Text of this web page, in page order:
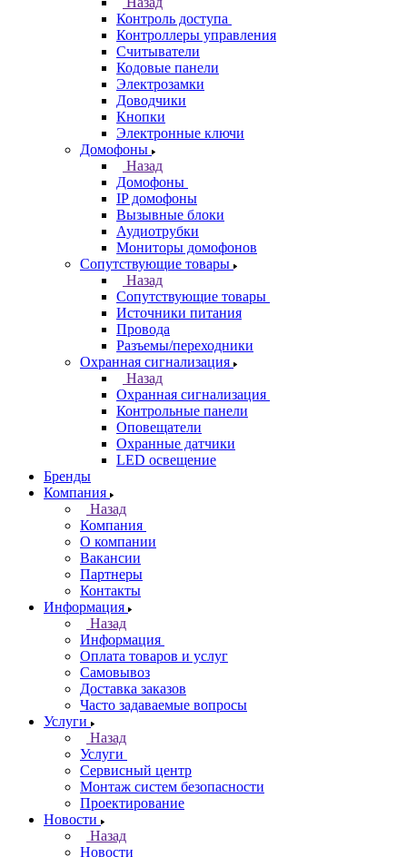
Контроль доступа
Контроллеры управления
Считыватели
Кодовые панели
Электрозамки
Доводчики
Кнопки
Электронные ключи
Домофоны
Назад
Домофоны
IP домофоны
Вызывные блоки
Аудиотрубки
Мониторы домофонов
Сопутствующие товары
Назад
Сопутствующие товары
Источники питания
Провода
Разъемы/переходники
Охранная сигнализация
Назад
Охранная сигнализация
Контрольные панели
Оповещатели
Охранные датчики
LED освещение
Бренды
Компания
Назад
Компания
О компании
Вакансии
Партнеры
Контакты
Информация
Назад
Информация
Оплата товаров и услуг
Самовывоз
Доставка заказов
Часто задаваемые вопросы
Услуги
Назад
Услуги
Сервисный центр
Монтаж систем безопасности
Проектирование
Новости
Назад
Новости